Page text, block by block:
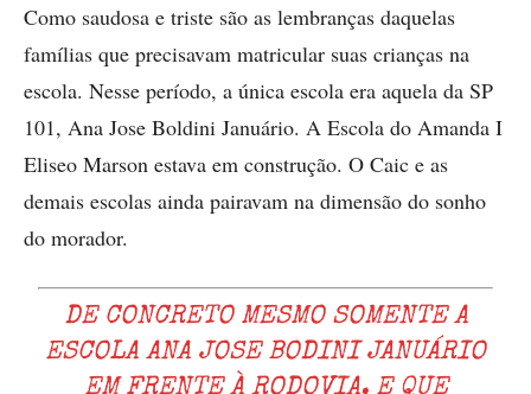
Como saudosa e triste são as lembranças daquelas
famílias que precisavam matricular suas crianças na
escola. Nesse período, a única escola era aquela da SP
101, Ana Jose Boldini Januário. A Escola do Amanda I
Eliseo Marson estava em construção. O Caic e as
demais escolas ainda pairavam na dimensão do sonho
do morador.
DE CONCRETO MESMO SOMENTE A
ESCOLA ANA JOSE BODINI JANUÁRIO
EM FRENTE À RODOVIA, E QUE